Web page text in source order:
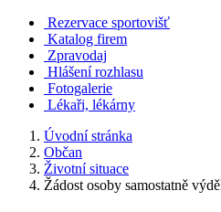
Rezervace sportovišť
Katalog firem
Zpravodaj
Hlášení rozhlasu
Fotogalerie
Lékaři, lékárny
Úvodní stránka
Občan
Životní situace
Žádost osoby samostatně